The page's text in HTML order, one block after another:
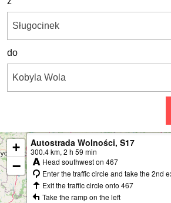
do
+
−
Autostrada Wolności, S17
300.4 km, 2 h 59 min
Head southwest on 467
Enter the traffic circle and take the 2nd
Exit the traffic circle onto 467
Take the ramp on the left